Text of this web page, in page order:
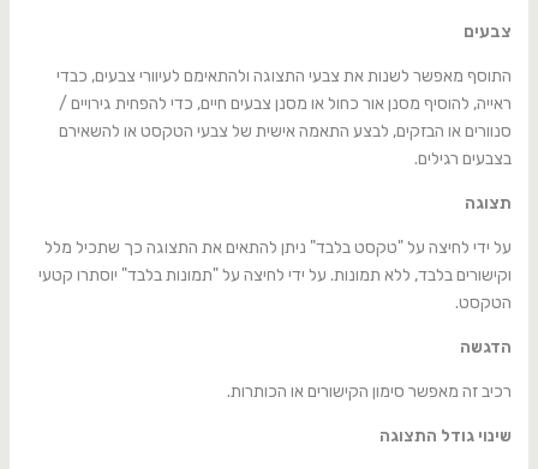
צבעים
התוסף מאפשר לשנות את צבעי התצוגה ולהתאימם לעיוורי צבעים, כבדי
ראייה, להוסיף מסנן אור כחול או מסנן צבעים חיים, כדי להפחית גירויים /
סנוורים או הבזקים, לבצע התאמה אישית של צבעי הטקסט או להשאירם
בצבעים רגילים.
תצוגה
על ידי לחיצה על "טקסט בלבד" ניתן להתאים את התצוגה כך שתכיל מלל
וקישורים בלבד, ללא תמונות. על ידי לחיצה על "תמונות בלבד" יוסתרו קטעי
הטקסט.
הדגשה
רכיב זה מאפשר סימון הקישורים או הכותרות.
שינוי גודל התצוגה